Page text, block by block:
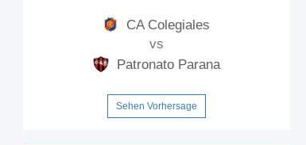
CA Colegiales
vs
Patronato Parana
Sehen Vorhersage